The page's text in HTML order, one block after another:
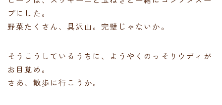
プにした。
野菜たくさん、具沢山。完璧じゃないか。
そうこうしているうちに、ようやくのっそりウディが
お目覚め。
さあ、散歩に行こうか。